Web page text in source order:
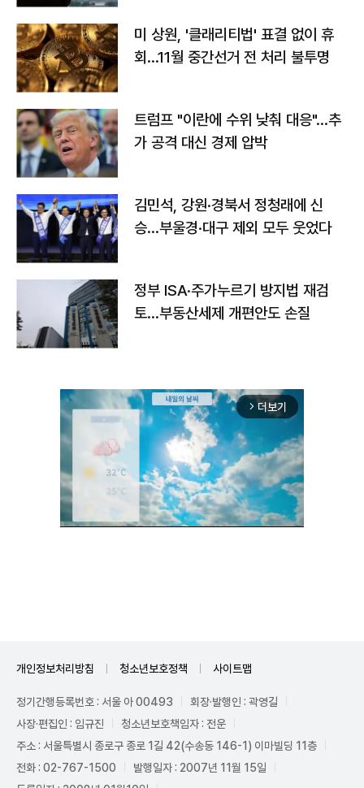
미 상원, '클래리티법' 표결 없이 휴
회…11월 중간선거 전 처리 불투명
트럼프 "이란에 수위 낮춰 대응"…추
가 공격 대신 경제 압박
김민석, 강원·경북서 정청래에 신
승…부울경·대구 제외 모두 웃었다
정부 ISA·주가누르기 방지법 재검
토…부동산세제 개편안도 손질
arrow_forward_ios 더보기
개인정보처리방침 청소년보호정책 사이트맵
정기간행등록번호 : 서울 아 00493
회장·발행인 : 곽영길
사장·편집인 : 임규진
청소년보호책임자 : 전운
주소 : 서울특별시 종로구 종로 1길 42(수송동 146-1) 이마빌딩 11층
전화 : 02-767-1500
발행일자 : 2007년 11월 15일